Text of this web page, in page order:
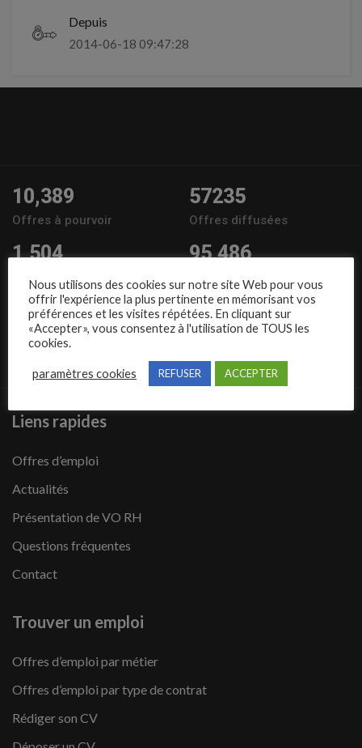
Depuis
2014-06-18 09:47:28
10,389
Offres à pourvoir
57235
Offres diffusées
1,504
Entreprises
95,486
Candidats
Nous suivre
Liens rapides
Offres d’emploi
Actualités
Présentation de VO RH
Questions fréquentes
Contact
Trouver un emploi
Offres d’emploi par métier
Offres d’emploi par type de contrat
Rédiger son CV
Nous utilisons des cookies sur notre site Web pour vous
offrir l'expérience la plus pertinente en mémorisant vos
préférences et les visites répétées. En cliquant sur
«Accepter», vous consentez à l'utilisation de TOUS les
cookies.
paramètres cookies REFUSER ACCEPTER